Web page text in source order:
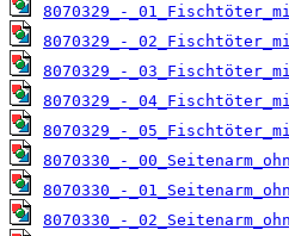
8070329_-
8070329_-
8070329_-
8070329_-
8070329_-
8070330_-
8070330_-
8070330_-